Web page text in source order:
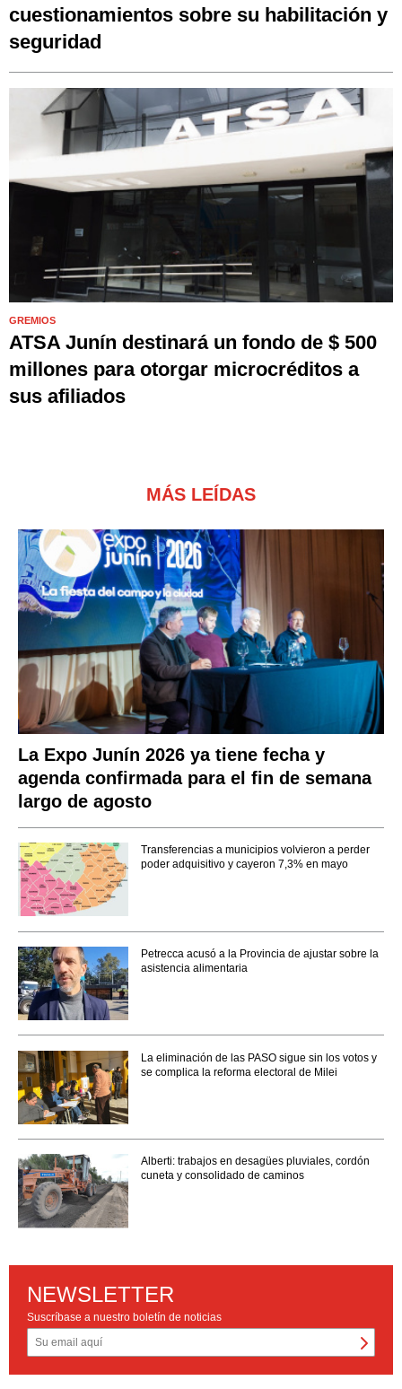
cuestionamientos sobre su habilitación y
seguridad
GREMIOS
ATSA Junín destinará un fondo de $ 500
millones para otorgar microcréditos a
sus afiliados
MÁS LEÍDAS
La Expo Junín 2026 ya tiene fecha y
agenda confirmada para el fin de semana
largo de agosto
Transferencias a municipios volvieron a perder
poder adquisitivo y cayeron 7,3% en mayo
Petrecca acusó a la Provincia de ajustar sobre la
asistencia alimentaria
La eliminación de las PASO sigue sin los votos y
se complica la reforma electoral de Milei
Alberti: trabajos en desagües pluviales, cordón
cuneta y consolidado de caminos
NEWSLETTER
Suscríbase a nuestro boletín de noticias